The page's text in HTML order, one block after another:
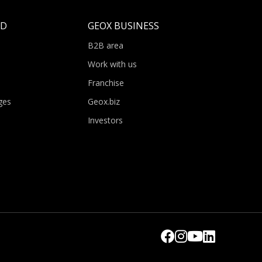
GEOX BUSINESS
B2B area
Work with us
Franchise
Geox.biz
Investors